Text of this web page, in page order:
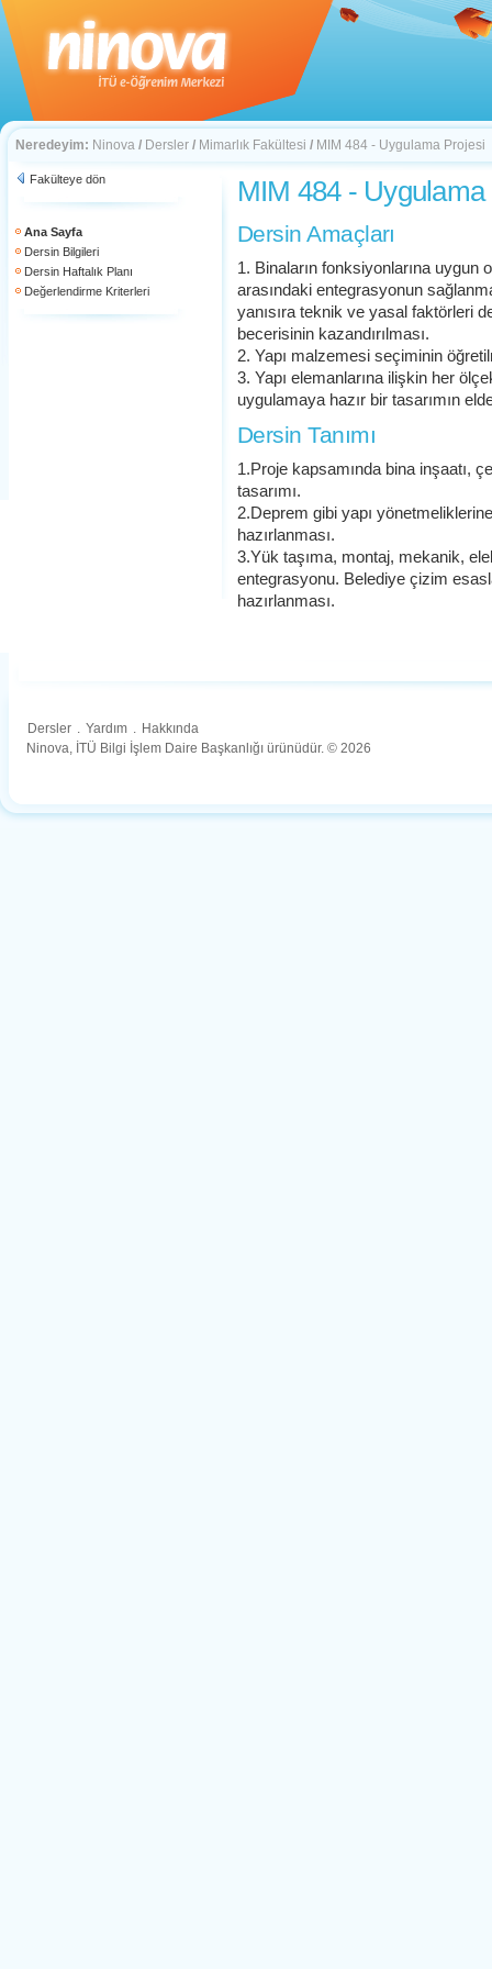
Neredeyim: Ninova / Dersler / Mimarlık Fakültesi / MIM 484 - Uygulama Projesi
Fakülteye dön
Ana Sayfa
Dersin Bilgileri
Dersin Haftalık Planı
Değerlendirme Kriterleri
MIM 484 - Uygulama
Dersin Amaçları
1. Binaların fonksiyonlarına
arasındaki entegrasyonun
yanısıra teknik ve yasal faktörleri
becerisinin kazandırılması.
2. Yapı malzemesi seçiminin
3. Yapı elemanlarına ilişkin her
uygulamaya hazır bir tasarımın
Dersin Tanımı
1.Proje kapsamında bina inşaatı,
tasarımı.
2.Deprem gibi yapı
hazırlanması.
3.Yük taşıma, montaj, mekanik,
entegrasyonu. Belediye çizim
hazırlanması.
Dersler . Yardım . Hakkında
Ninova, İTÜ Bilgi İşlem Daire Başkanlığı ürünüdür. © 2026